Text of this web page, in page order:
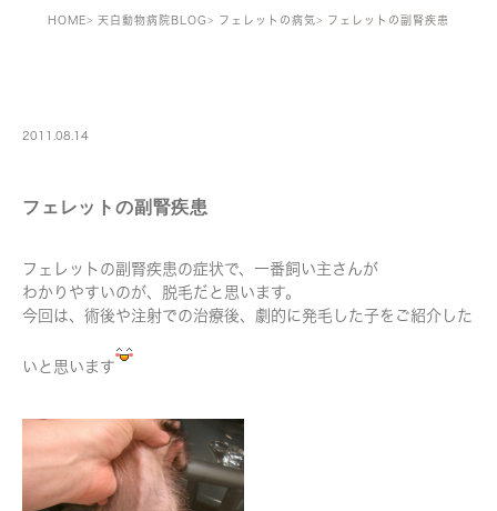
HOME 天白動物病院BLOG フェレットの病気 フェレットの副腎疾患
2011.08.14
フェレットの副腎疾患
フェレットの副腎疾患の症状で、一番飼い主さんが
わかりやすいのが、脱毛だと思います。
今回は、術後や注射での治療後、劇的に発毛した子をご紹介した
いと思います